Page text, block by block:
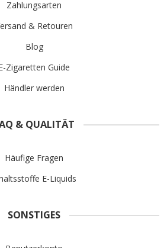
Zahlungsarten
& Retouren
Blog
Zigaretten Guide
Händler werden
& QUALITÄT
Häufige Fragen
E-Liquids
SONSTIGES